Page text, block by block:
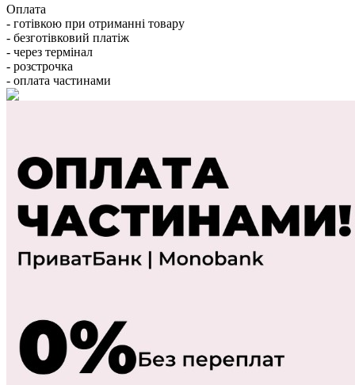
Оплата
- готівкою при отриманні товару
- безготівковий платіж
- через термінал
- розстрочка
- оплата частинами